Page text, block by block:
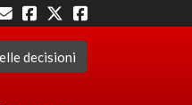
decisioni